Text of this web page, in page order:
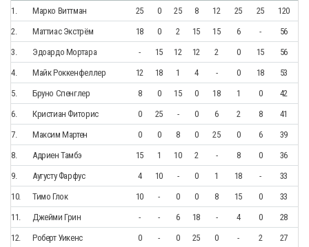
1.
Марко Виттман 25 0 25 8 12 25 25
120
2.
Маттиас Экстрём 18 0 2 15 15 6 -
56
3.
Эдоардо Мортара - 15 12 12 2 0 15
56
4.
Майк Роккенфеллер 12 18 1 4 - 0 18
53
5.
Бруно Спенглер 8 0 15 0 18 1 0
42
6.
Кристиан Фиторис 0 25 - 0 6 2 8
41
7.
Максим Мартен 0 0 8 0 25 0 6
39
8.
Адриен Тамбэ 15 1 10 2 - 8 0
36
9.
Аугусту Фарфус 4 10 - 0 1 18 -
33
10.
Тимо Глок 10 - 0 0 8 15 0
33
11.
Джейми Грин - - 6 18 - 4 0
28
12.
Роберт Уикенс 0 - 0 25 0 - 2
27